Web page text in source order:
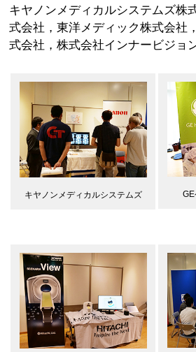
キヤノンメディカルシステムズ株
式会社，東洋メディック株式会社
式会社，株式会社インナービジョ
キヤノンメディカルシステムズ